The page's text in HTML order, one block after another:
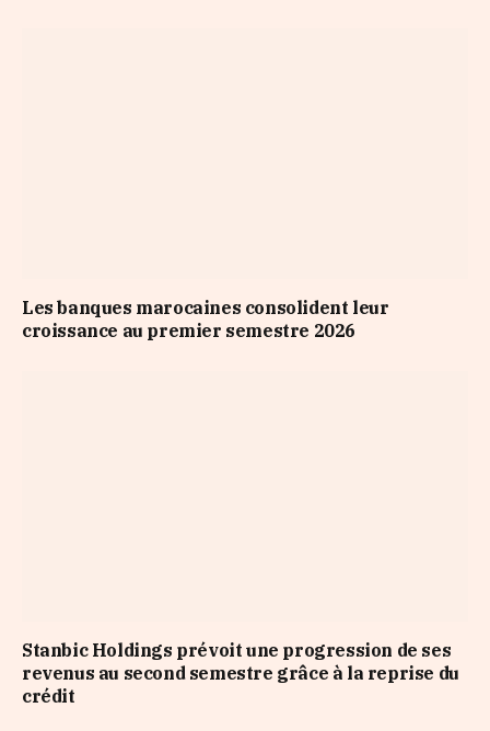
Les banques marocaines consolident leur
croissance au premier semestre 2026
Stanbic Holdings prévoit une progression de ses
revenus au second semestre grâce à la reprise du
crédit